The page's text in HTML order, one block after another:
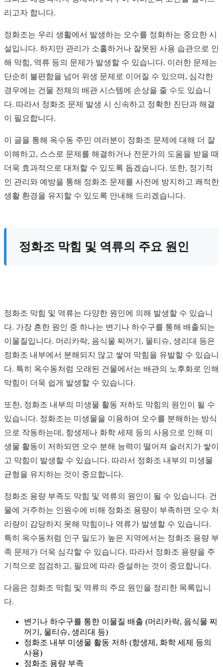
리고자 합니다.
정화조는 우리 생활에서 발생하는 오수를 정화하는 중요한 시
설입니다. 하지만 관리가 소홀하거나 잘못된 사용 습관으로 인
해 막힘, 역류 등의 문제가 발생할 수 있습니다. 이러한 문제는
단순히 불편함을 넘어 위생 문제로 이어질 수 있으며, 심각한
경우에는 건물 전체의 배관 시스템에 손상을 줄 수도 있습니
다. 따라서 정화조 문제 발생 시 신속하고 정확한 진단과 해결
이 필요합니다.
이 글을 통해 옥수동 주민 여러분이 정화조 문제에 대해 더 잘
이해하고, 스스로 문제를 해결하거나 전문가의 도움을 받을 때
더욱 효과적으로 대처할 수 있도록 돕겠습니다. 또한, 정기적
인 관리와 예방을 통해 정화조 문제를 사전에 방지하고 쾌적한
생활 환경을 유지할 수 있도록 안내해 드리겠습니다.
정화조 막힘 및 역류의 주요 원인
정화조 막힘 및 역류는 다양한 원인에 의해 발생할 수 있습니
다. 가장 흔한 원인 중 하나는 변기나 하수구를 통해 배출되는
이물질입니다. 머리카락, 음식물 찌꺼기, 물티슈, 생리대 등은
정화조 내부에서 분해되지 않고 쌓여 막힘을 유발할 수 있습니
다. 특히 옥수동처럼 오래된 건물에서는 배관의 노후화로 인해
막힘이 더욱 쉽게 발생할 수 있습니다.
또한, 정화조 내부의 미생물 활동 저하도 막힘의 원인이 될 수
있습니다. 정화조는 미생물을 이용하여 오수를 분해하는 방식
으로 작동하는데, 항생제나 화학 세제 등의 사용으로 인해 미
생물 활동이 저하되면 오수 분해 능력이 떨어져 슬러지가 쌓이
고 막힘이 발생할 수 있습니다. 따라서 정화조 내부의 미생물
균형을 유지하는 것이 중요합니다.
정화조 용량 부족도 막힘 및 역류의 원인이 될 수 있습니다. 건
물에 거주하는 인원수에 비해 정화조 용량이 부족하면 오수 처
리량이 감당하지 못해 막힘이나 역류가 발생할 수 있습니다.
특히 옥수동처럼 인구 밀도가 높은 지역에서는 정화조 용량 부
족 문제가 더욱 심각할 수 있습니다. 따라서 정화조 용량을 주
기적으로 점검하고, 필요에 따라 증설하는 것이 중요합니다.
다음은 정화조 막힘 및 역류의 주요 원인을 정리한 목록입니
다.
변기나 하수구를 통한 이물질 배출 (머리카락, 음식물 찌
꺼기, 물티슈, 생리대 등)
정화조 내부 미생물 활동 저하 (항생제, 화학 세제 등의
사용)
정화조 용량 부족